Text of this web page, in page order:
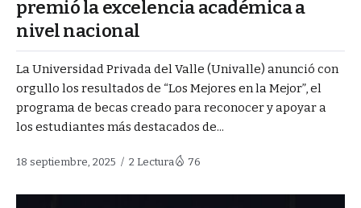
premió la excelencia académica a
nivel nacional
La Universidad Privada del Valle (Univalle) anunció con
orgullo los resultados de “Los Mejores en la Mejor”, el
programa de becas creado para reconocer y apoyar a
los estudiantes más destacados de...
18 septiembre, 2025 2 Lectura 76